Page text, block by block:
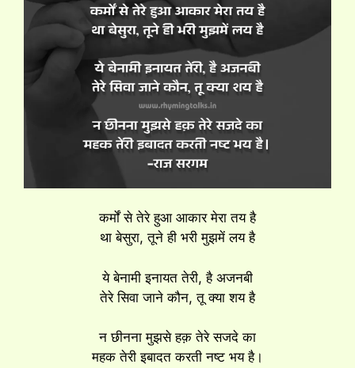
कर्मों से तेरे हुआ आकार मेरा तय है
था बेसुरा, तूने ही भरी मुझमें लय है
ये बेनामी इनायत तेरी, है अजनबी
तेरे सिवा जाने कौन, तू क्या शय है
न छीनना मुझसे हक़ तेरे सजदे का
महक तेरी इबादत करती नष्ट भय है।